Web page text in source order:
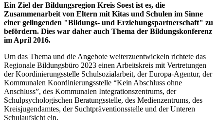
Ein Ziel der Bildungsregion Kreis Soest ist es, die
Zusammenarbeit von Eltern mit Kitas und Schulen im Sinne
einer gelingenden "Bildungs- und Erziehungspartnerschaft" zu
befördern. Dies war daher auch Thema der Bildungskonferenz
im April 2016.
Um das Thema und die Angebote weiterzuentwickeln richtete das
Regionale Bildungsbüro 2023 einen Arbeitskreis mit Vertretungen
der Koordinierungsstelle Schulsozialarbeit, der Europa-Agentur, der
Kommunalen Koordinierungsstelle “Kein Abschluss ohne
Anschluss”, des Kommunalen Integrationszentrums, der
Schulpsychologischen Beratungsstelle, des Medienzentrums, des
Kreisjugendamtes, der Suchtpräventionsstelle und der Unteren
Schulaufsicht ein.